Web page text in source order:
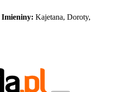
Imieniny: Kajetana, Doroty,